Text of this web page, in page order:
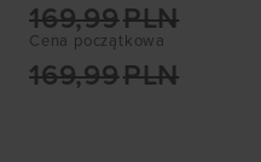
Cena początkowa
169,99PLN
169,99PLN